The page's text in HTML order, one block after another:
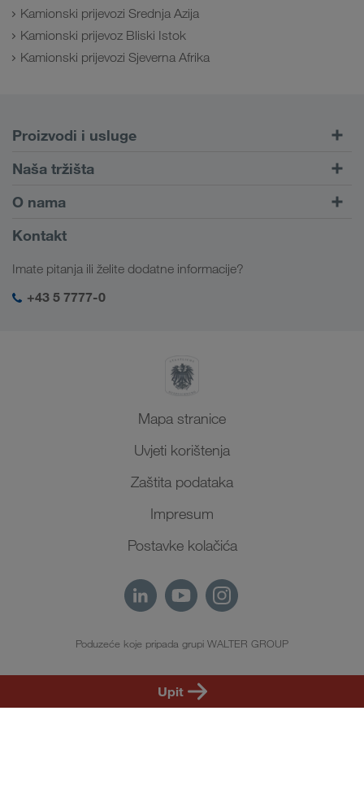
Kamionski prijevozi Srednja Azija
Kamionski prijevoz Bliski Istok
Kamionski prijevozi Sjeverna Afrika
Upit
Proizvodi i usluge
Cestovni prijevoz
Portal za klijente CONNECT
Digitalna rješenja
Naša tržišta
Europa
Kavkaz
Srednja Azija
Bliski Istok
O nama
Informacije o poduzeću
Društvena odgovornost
SHEQ-menadžment
Kontakt
Imate pitanja ili želite dodatne informacije?
+43 5 7777-0
Mapa stranice
Uvjeti korištenja
Zaštita podataka
Impresum
Postavke kolačića
Poduzeće koje pripada grupi WALTER GROUP